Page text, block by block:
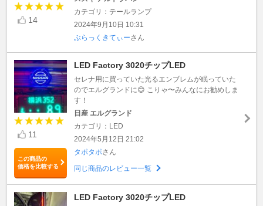
14
カテゴリ：テールランプ
2024年9月10日 10:31
ぶらっくきてぃーさん
11
この商品の
価格を比較する
LED Factory 3020チップLED
セレナ用に買っていた光るエンブレムが眠っていた
のでエルグランドに😊 こりゃ〜みんなにお勧めしま
す！
日産 エルグランド
カテゴリ：LED
2024年5月12日 21:02
タポタポさん
同じ商品のレビュー一覧
LED Factory 3020チップLED